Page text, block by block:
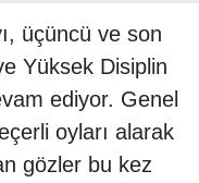
üçüncü ve son
Yüksek Disiplin
ediyor. Genel
oyları alarak
gözler bu kez